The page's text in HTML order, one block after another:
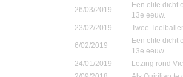
26/03/2019
Een elite dicht
13e eeuw.
23/02/2019
Twee
6/02/2019
Een elite dicht
13e eeuw.
24/01/2019
Lezing rond